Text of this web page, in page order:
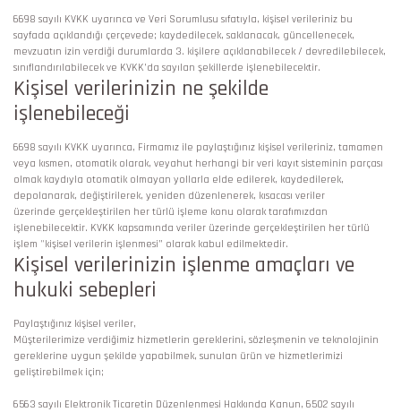
6698 sayılı KVKK uyarınca ve Veri Sorumlusu sıfatıyla, kişisel verileriniz bu
sayfada açıklandığı çerçevede; kaydedilecek, saklanacak, güncellenecek,
mevzuatın izin verdiği durumlarda 3. kişilere açıklanabilecek / devredilebilecek,
sınıflandırılabilecek ve KVKK’da sayılan şekillerde işlenebilecektir.
Kişisel verilerinizin ne şekilde
işlenebileceği
6698 sayılı KVKK uyarınca, Firmamız ile paylaştığınız kişisel verileriniz, tamamen
veya kısmen, otomatik olarak, veyahut herhangi bir veri kayıt sisteminin parçası
olmak kaydıyla otomatik olmayan yollarla elde edilerek, kaydedilerek,
depolanarak, değiştirilerek, yeniden düzenlenerek, kısacası veriler
üzerinde gerçekleştirilen her türlü işleme konu olarak tarafımızdan
işlenebilecektir. KVKK kapsamında veriler üzerinde gerçekleştirilen her türlü
işlem "kişisel verilerin işlenmesi” olarak kabul edilmektedir.
Kişisel verilerinizin işlenme amaçları ve
hukuki sebepleri
Paylaştığınız kişisel veriler,
Müşterilerimize verdiğimiz hizmetlerin gereklerini, sözleşmenin ve teknolojinin
gereklerine uygun şekilde yapabilmek, sunulan ürün ve hizmetlerimizi
geliştirebilmek için;
6563 sayılı Elektronik Ticaretin Düzenlenmesi Hakkında Kanun, 6502 sayılı